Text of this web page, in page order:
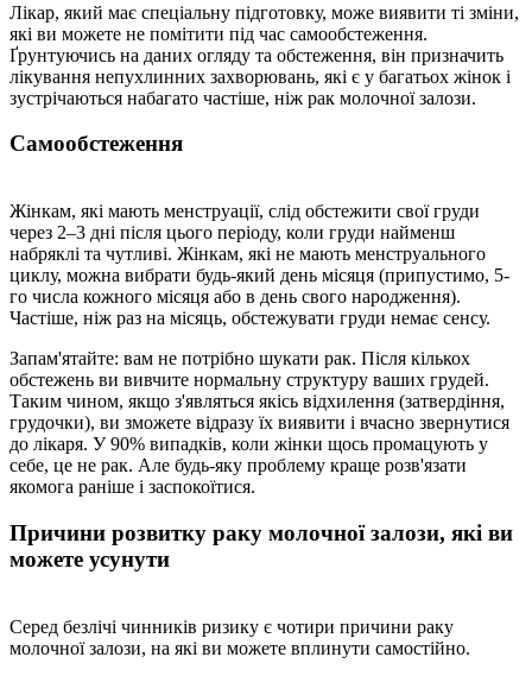
Лікар, який має спеціальну підготовку, може виявити ті зміни,
які ви можете не помітити під час самообстеження.
Ґрунтуючись на даних огляду та обстеження, він призначить
лікування непухлинних захворювань, які є у багатьох жінок і
зустрічаються набагато частіше, ніж рак молочної залози.
Самообстеження
Жінкам, які мають менструації, слід обстежити свої груди
через 2–3 дні після цього періоду, коли груди найменш
набряклі та чутливі. Жінкам, які не мають менструального
циклу, можна вибрати будь-який день місяця (припустимо, 5-
го числа кожного місяця або в день свого народження).
Частіше, ніж раз на місяць, обстежувати груди немає сенсу.
Запам'ятайте: вам не потрібно шукати рак. Після кількох
обстежень ви вивчите нормальну структуру ваших грудей.
Таким чином, якщо з'являться якісь відхилення (затвердіння,
грудочки), ви зможете відразу їх виявити і вчасно звернутися
до лікаря. У 90% випадків, коли жінки щось промацують у
себе, це не рак. Але будь-яку проблему краще розв'язати
якомога раніше і заспокоїтися.
Причини розвитку раку молочної залози, які ви
можете усунути
Серед безлічі чинників ризику є чотири причини раку
молочної залози, на які ви можете вплинути самостійно.